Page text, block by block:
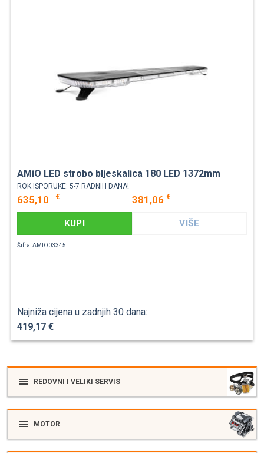
AMiO LED strobo bljeskalica 180 LED 1372mm
ROK ISPORUKE: 5-7 RADNIH DANA!
635,10€ 381,06 €
KUPI VIŠE
Šifra: AMIO03345
Najniža cijena u zadnjih 30 dana:
419,17 €
REDOVNI I VELIKI SERVIS
MOTOR